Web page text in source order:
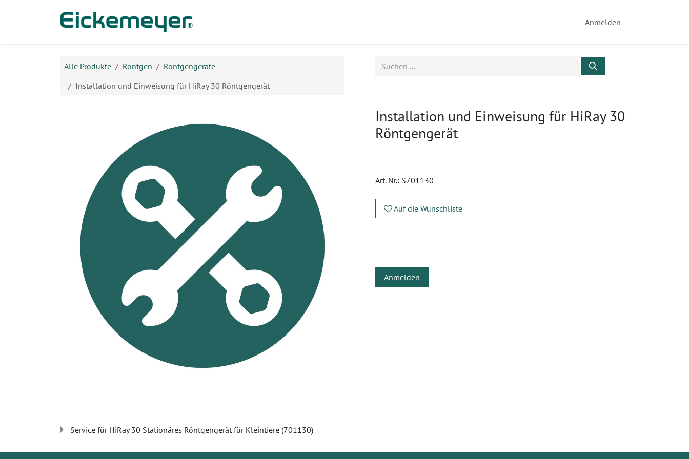
Anmelden
Alle Produkte Röntgen
Röntgengeräte
Installation und Einweisung für HiRay 30 Röntgengerät
Installation und Einweisung für HiRay 30
Röntgengerät
Art. Nr.: S701130
Auf die Wunschliste
Anmelden
Service für HiRay 30 Stationäres Röntgengerät für Kleintiere (701130)